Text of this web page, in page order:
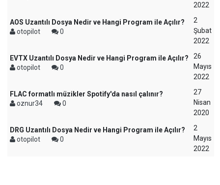
2022
AOS Uzantılı Dosya Nedir ve Hangi Program ile Açılır?
otopilot
0
2
Şubat
2022
EVTX Uzantılı Dosya Nedir ve Hangi Program ile Açılır?
otopilot
0
26
Mayıs
2022
FLAC formatlı müzikler Spotify'da nasıl çalınır?
oznur34
0
27
Nisan
2020
DRG Uzantılı Dosya Nedir ve Hangi Program ile Açılır?
otopilot
0
2
Mayıs
2022